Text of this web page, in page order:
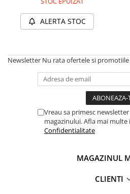
Acceleratii
Acumulatori
Acumulatori 48V
ALERTA STOC
Newsletter Nu rata ofertele si
Vreau sa primesc
magazinului. Afla mai multe
Confidentialitate
MAGAZINUL
CLIENTI